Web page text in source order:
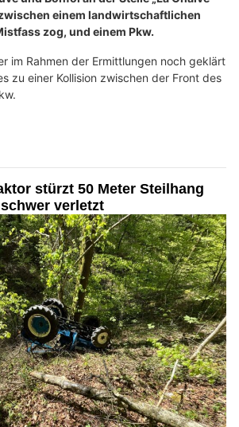
einem landwirtschaftlichen
zog, und einem Pkw.
im Rahmen der Ermittlungen noch geklärt
zu einer Kollision zwischen der Front des
stürzt 50 Meter Steilhang
verletzt